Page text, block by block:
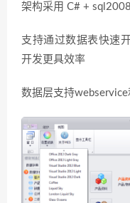
架构采用 C# +
支持通过数据表快速
开发更具效率
数据层支持webservice